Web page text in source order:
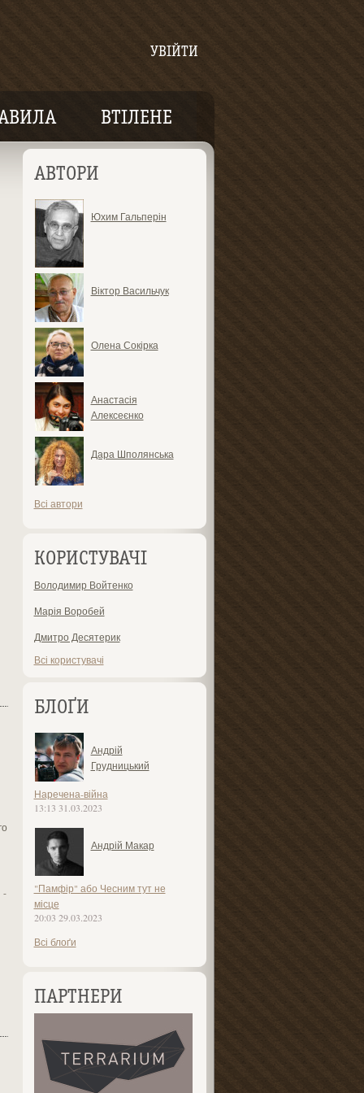
УВІЙТИ
ВТІЛЕНЕ
АВТОРИ
Юхим Гальперін
Віктор Васильчук
Олена Сокірка
Анастасія
Алексеєнко
Дара Шполянська
Всі автори
КОРИСТУВАЧІ
Володимир Войтенко
Марія Воробей
Дмитро Десятерик
Всі користувачі
БЛОҐИ
Андрій
Грудницький
Наречена-війна
13:13 31.03.2023
Андрій Макар
"Памфір" або Чесним тут не
місце
20:03 29.03.2023
Всі блоґи
ПАРТНЕРИ
-